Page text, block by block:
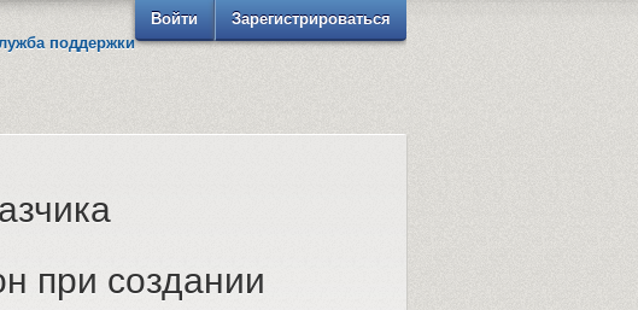
Войти
Зарегистрироваться
поддержки
при создании